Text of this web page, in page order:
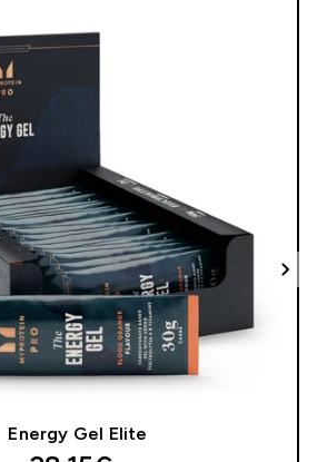
Energy Gel Elite